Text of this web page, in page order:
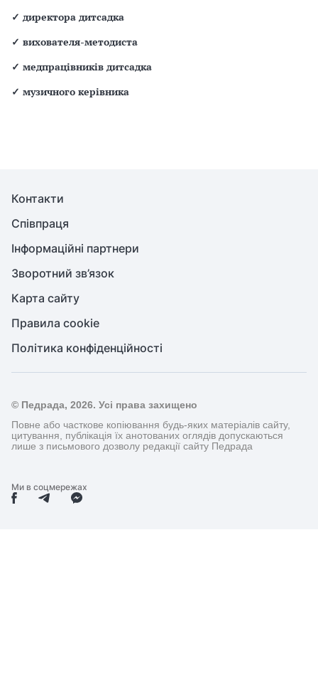
✓ директора дитсадка
✓ вихователя-методиста
✓ медпрацівників дитсадка
✓ музичного керівника
Контакти
Співпраця
Інформаційні партнери
Зворотний зв’язок
Карта сайту
Правила cookie
Політика конфіденційності
© Педрада, 2026. Усі права захищено
Повне або часткове копіювання будь-яких матеріалів сайту,
цитування, публікація їх анотованих оглядів допускаються
лише з письмового дозволу редакції сайту Педрада
Ми в соцмережах